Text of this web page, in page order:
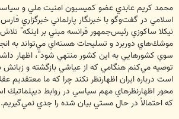
محمد كريم عابدي عضو كميسيون امنيت ملي و
اسلامي در گفت‌وگو با خبرنگار پارلماني خبرگزاري
نيكلا ساکوزي رئيس‌جمهور فرانسه مبني بر اينكه"
موشك‌هاي دوربرد و تسليحات هسته‌اي مي‌تواند به
سوي كشورهايي به اين كشور منتهي شود"، اظهار
توصيه مي‌كنم هنگامي كه از عياشي بازگشته و زبانش
است درباره ايران اظهارنظر نكند چرا كه ما معتقديم
محور اظهارنظرهاي مهم سياسي در روابط ديپلماتيك
كه احتمالاً در حال مستي بيان شده را جدي نمي‌گيريم.